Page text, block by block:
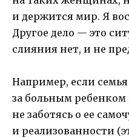
и держится мир. Я
Другое дело — это
слияния нет, и не
Например, если
за больным
не заботясь о ее
и реализованности